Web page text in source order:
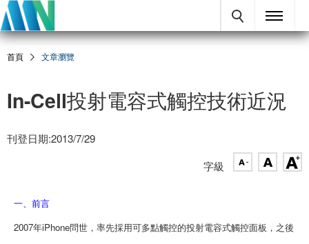
首頁 文章瀏覽
In-Cell投射電容式觸控技術近況
刊登日期:2013/7/29
字級
一、前言
2007年iPhone問世，率先採用可多點觸控的投射電容式觸控面板，之後